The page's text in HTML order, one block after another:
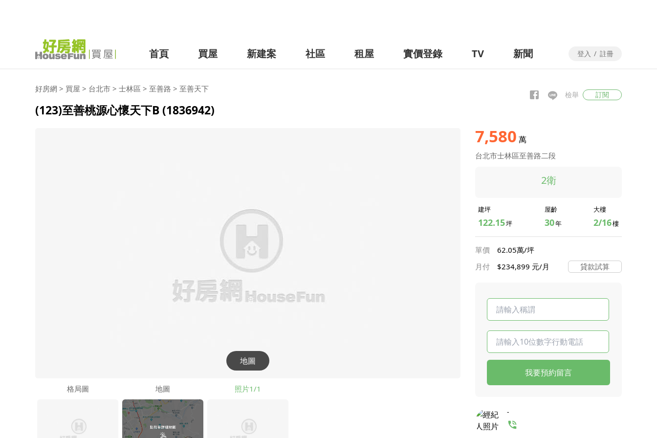
首頁 買屋 新建案 社區 租屋 實價登錄 TV 新聞 登入 / 註冊
好房網 > 買屋 > 台北市 > 士林區 > 至善路 > 至善天下
檢舉 訂閱
(123)至善桃源心懷天下B (1836942)
地圖
格局圖 地圖 照片1/1
7,580 萬
台北市士林區至善路二段
2衛
建坪
122.15坪
屋齡
30年
大樓
2/16樓
單價
62.05萬/坪
月付
$234,899 元/月 貸款試算
我要預約留言
值班人員 - 永慶不動產
三重集成加盟店
境娜不動產開發有限公司